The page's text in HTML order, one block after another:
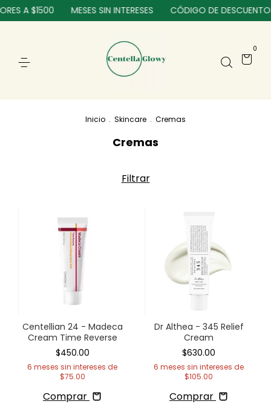
A $1500 MESES SIN INTERESES CÓDIGO DE DESCUENTO:
0
Inicio . Skincare . Cremas
Cremas
Filtrar
Centellian 24 - Madeca
Cream Time Reverse
$450.00
6 meses sin intereses de
$75.00
Comprar
Dr Althea - 345 Relief
Cream
$630.00
6 meses sin intereses de
$105.00
Comprar